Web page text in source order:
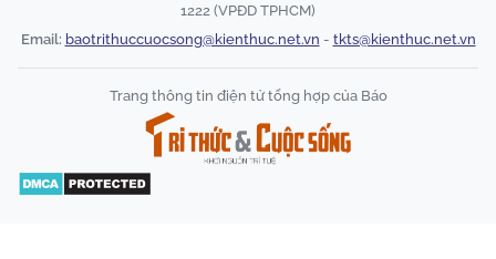
1222 (VPĐD TPHCM)
Email: baotrithuccuocsong@kienthuc.net.vn - tkts@kienthuc.net.vn
Trang thông tin điện tử tổng hợp của Báo